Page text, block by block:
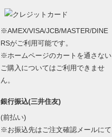
※AMEX/VISA/JCB/MASTER/DINE
RSがご利用可能です。
※ホームページのカートを通さない
ご購入についてはご利用できませ
ん。
銀行振込(三井住友)
(前払い)
※お振込先はご注文確認メールにて